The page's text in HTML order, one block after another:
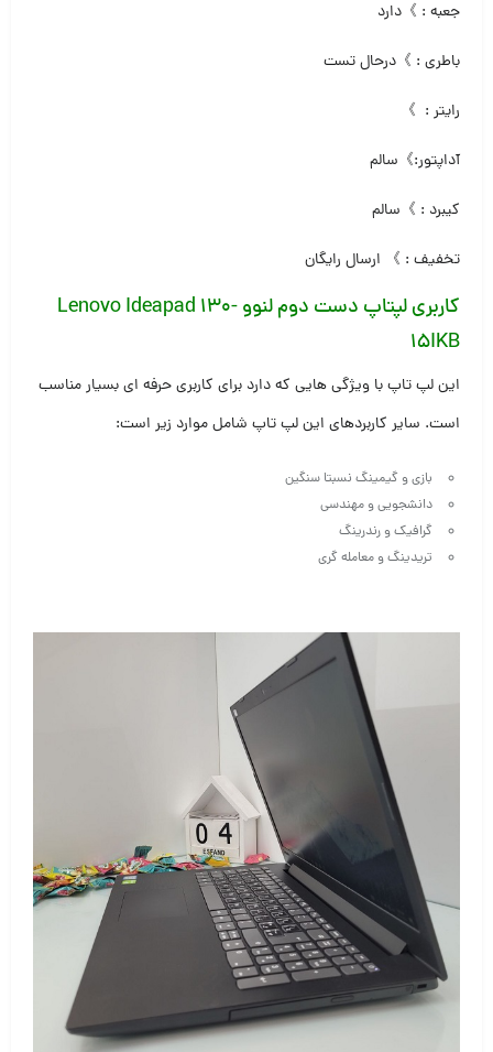
جعبه : 》دارد
باطری : 》درحال تست
رایتر : 》
آداپتور:》سالم
کیبرد : 》سالم
تخفیف : 》 ارسال رایگان
کاربری لپتاپ دست دوم لنووLenovo Ideapad 130-
15IKB
این لپ تاپ با ویژگی هایی که دارد برای کاربری حرفه ای بسیار مناسب
است. سایر کاربردهای این لپ تاپ شامل موارد زیر است:
بازی و گیمینگ نسبتا سنگین
دانشجویی و مهندسی
گرافیک و رندرینگ
تریدینگ و معامله گری